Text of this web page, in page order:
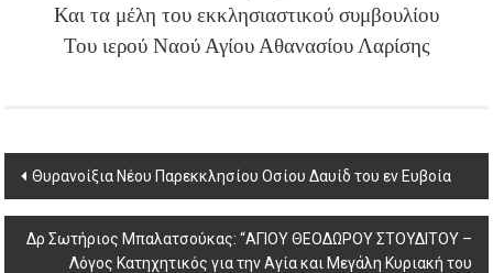
Και τα μέλη του εκκλησιαστικού συμβουλίου
Του ιερού Ναού Αγίου Αθανασίου Λαρίσης
Post
navigation
Θυρανοίξια Νέου Παρεκκλησίου Οσίου Δαυίδ του εν Ευβοία
Δρ Σωτήριος Μπαλατσούκας: “ΑΓΙΟΥ ΘΕΟΔΩΡΟΥ ΣΤΟΥΔΙΤΟΥ –
Λόγος Κατηχητικός για την Αγία και Μεγάλη Κυριακή του